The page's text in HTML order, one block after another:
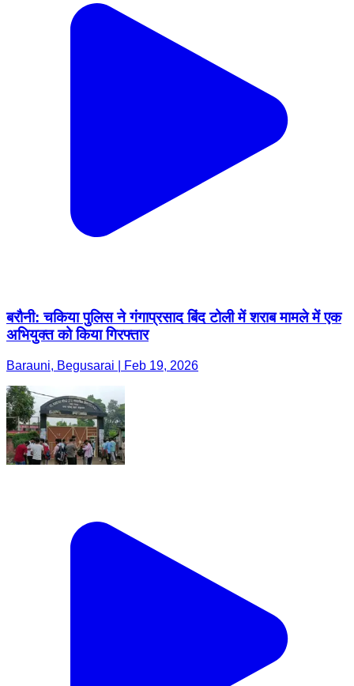
बरौनी: चकिया पुलिस ने गंगाप्रसाद बिंद टोली में शराब मामले में एक
अभियुक्त को किया गिरफ्तार
Barauni, Begusarai | Feb 19, 2026